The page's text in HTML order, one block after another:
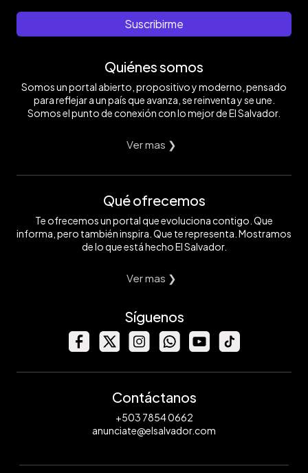
Suscribirme
Quiénes somos
Somos un portal abierto, propositivo y moderno, pensado
para reflejar a un país que avanza, se reinventa y se une.
Somos el punto de conexión con lo mejor de El Salvador.
Ver mas ❯
Qué ofrecemos
Te ofrecemos un portal que evoluciona contigo. Que
informa, pero también inspira. Que te representa. Mostramos
de lo que está hecho El Salvador.
Ver mas ❯
Síguenos
Contáctanos
+503 7854 0662
anunciate@elsalvador.com